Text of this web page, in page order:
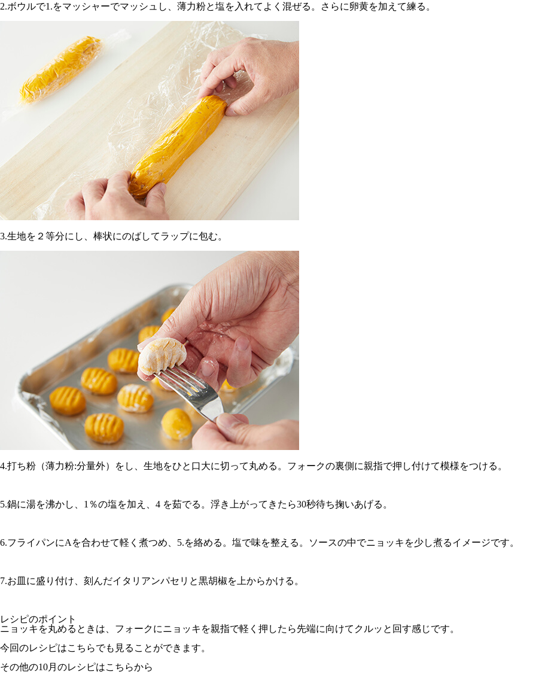
2.ボウルで1.をマッシャーでマッシュし、薄力粉と塩を入れてよく混ぜる。さらに卵黄を加えて練る。
3.生地を２等分にし、棒状にのばしてラップに包む。
4.打ち粉（薄力粉:分量外）をし、生地をひと口大に切って丸める。フォークの裏側に親指で押し付けて模様をつける。
5.鍋に湯を沸かし、1％の塩を加え、4 を茹でる。浮き上がってきたら30秒待ち掬いあげる。
6.フライパンにAを合わせて軽く煮つめ、5.を絡める。塩で味を整える。ソースの中でニョッキを少し煮るイメージです。
7.お皿に盛り付け、刻んだイタリアンパセリと黒胡椒を上からかける。
レシピのポイント
ニョッキを丸めるときは、フォークにニョッキを親指で軽く押したら先端に向けてクルッと回す感じです。
今回のレシピはこちらでも見ることができます。
その他の10月のレシピはこちらから